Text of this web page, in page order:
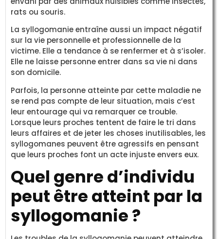
rats ou souris.
La syllogomanie entraîne aussi un impact négatif
sur la vie personnelle et professionnelle de la
victime. Elle a tendance à se renfermer et à s’isoler.
Elle ne laisse personne entrer dans sa vie ni dans
son domicile.
Parfois, la personne atteinte par cette maladie ne
se rend pas compte de leur situation, mais c’est
leur entourage qui va remarquer ce trouble.
Lorsque leurs proches tentent de faire le tri dans
leurs affaires et de jeter les choses inutilisables, les
syllogomanes peuvent être agressifs en pensant
que leurs proches font un acte injuste envers eux.
Quel genre d’individu
peut être atteint par la
syllogomanie ?